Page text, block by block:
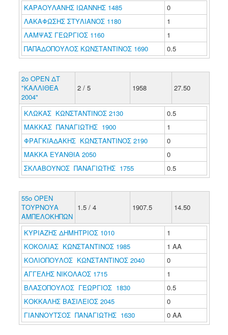
ΚΑΡΑΟΥΛΑΝΗΣ ΙΩΑΝΝΗΣ 1485
0
ΛΑΚΑΦΩΣΗΣ ΣΤΥΛΙΑΝΟΣ 1180
1
ΛΑΜΨΑΣ ΓΕΩΡΓΙΟΣ 1160
1
ΠΑΠΑΔΟΠΟΥΛΟΣ ΚΩΝΣΤΑΝΤΙΝΟΣ 1690
0.5
2o OPEN ΔΤ
"ΚΑΛΛΙΘΕΑ
2004"
2 / 5 1958 27.50
ΚΛΩΚΑΣ ΚΩΝΣΤΑΝΤΙΝΟΣ 2130
0.5
ΜΑΚΚΑΣ ΠΑΝΑΓΙΩΤΗΣ 1900
1
ΦΡΑΓΚΙΑΔΑΚΗΣ ΚΩΝΣΤΑΝΤΙΝΟΣ 2190
0
ΜΑΚΚΑ ΕΥΑΝΘΙΑ 2050
0
ΣΚΛΑΒΟΥΝΟΣ ΠΑΝΑΓΙΩΤΗΣ 1755
0.5
55o OPEN
ΤΟΥΡΝΟΥΑ
ΑΜΠΕΛΟΚΗΠΩΝ
1.5 / 4 1907.5 14.50
ΚΥΡΙΑΖΗΣ ΔΗΜΗΤΡΙΟΣ 1010
1
ΚΟΚΟΛΙΑΣ ΚΩΝΣΤΑΝΤΙΝΟΣ 1985
1 ΑΑ
ΚΟΛΙΟΠΟΥΛΟΣ ΚΩΝΣΤΑΝΤΙΝΟΣ 2040
0
ΑΓΓΕΛΗΣ ΝΙΚΟΛΑΟΣ 1715
1
ΒΛΑΣΟΠΟΥΛΟΣ ΓΕΩΡΓΙΟΣ 1830
0.5
ΚΟΚΚΑΛΗΣ ΒΑΣΙΛΕΙΟΣ 2045
0
ΓΙΑΝΝΟΥΤΣΟΣ ΠΑΝΑΓΙΩΤΗΣ 1630
0 ΑΑ